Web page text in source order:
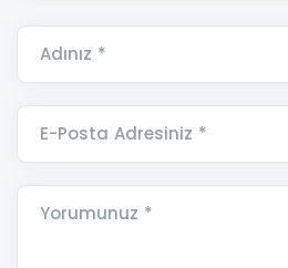
Adınız *
E-Posta Adresiniz *
Yorumunuz *